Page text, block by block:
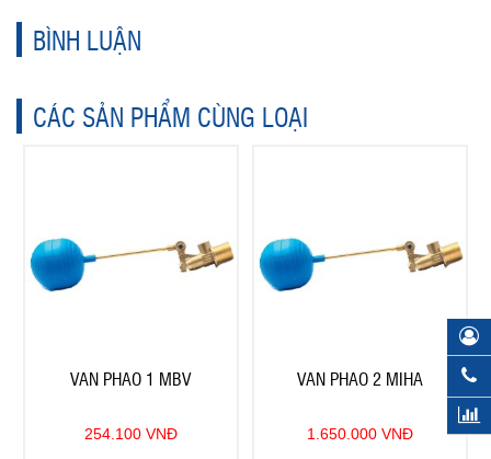
BÌNH LUẬN
CÁC SẢN PHẨM CÙNG LOẠI
VAN PHAO 1 MBV
254.100 VNĐ
VAN PHAO 2 MIHA
1.650.000 VNĐ